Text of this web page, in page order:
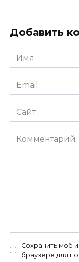
Добавить
Имя
*
Email
*
Сайт
Комментарий
Сохранить моё
браузере для